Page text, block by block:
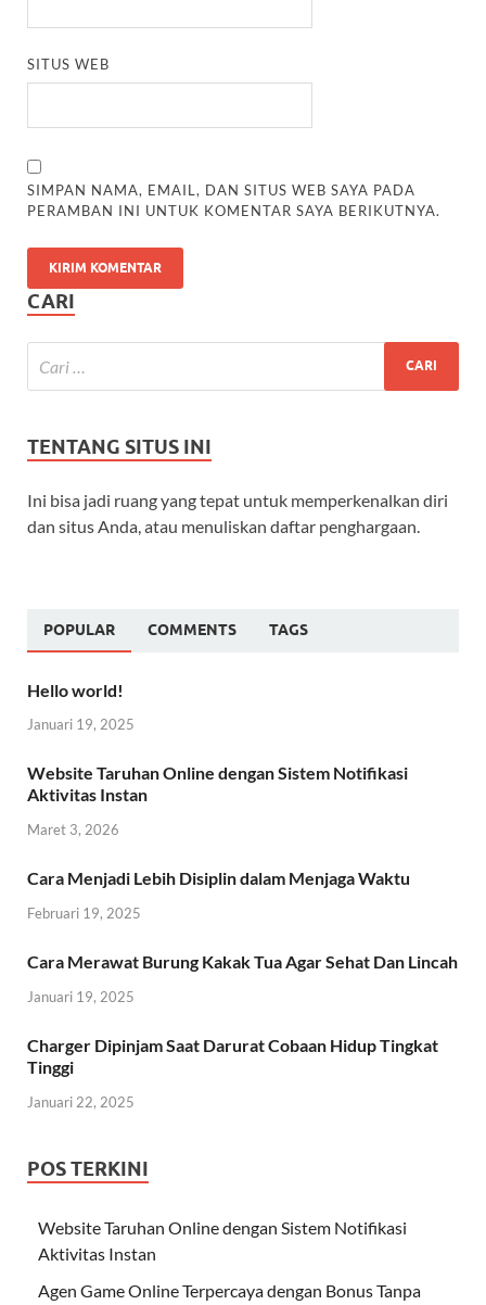
SITUS WEB
SIMPAN NAMA, EMAIL, DAN SITUS WEB SAYA PADA
PERAMBAN INI UNTUK KOMENTAR SAYA BERIKUTNYA.
CARI
TENTANG SITUS INI
Ini bisa jadi ruang yang tepat untuk memperkenalkan diri
dan situs Anda, atau menuliskan daftar penghargaan.
POPULAR COMMENTS TAGS
Hello world!
Januari 19, 2025
Website Taruhan Online dengan Sistem Notifikasi
Aktivitas Instan
Maret 3, 2026
Cara Menjadi Lebih Disiplin dalam Menjaga Waktu
Februari 19, 2025
Cara Merawat Burung Kakak Tua Agar Sehat Dan Lincah
Januari 19, 2025
Charger Dipinjam Saat Darurat Cobaan Hidup Tingkat
Tinggi
Januari 22, 2025
POS TERKINI
Website Taruhan Online dengan Sistem Notifikasi
Aktivitas Instan
Agen Game Online Terpercaya dengan Bonus Tanpa